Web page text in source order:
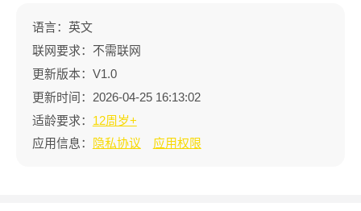
语言：英文
联网要求：不需联网
更新版本：V1.0
更新时间：2026-04-25 16:13:02
适龄要求： 12周岁+
应用信息：
隐私协议 应用权限